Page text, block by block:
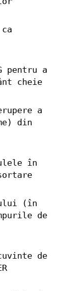
pentru a
cheie
a
din
în
(în
de
de